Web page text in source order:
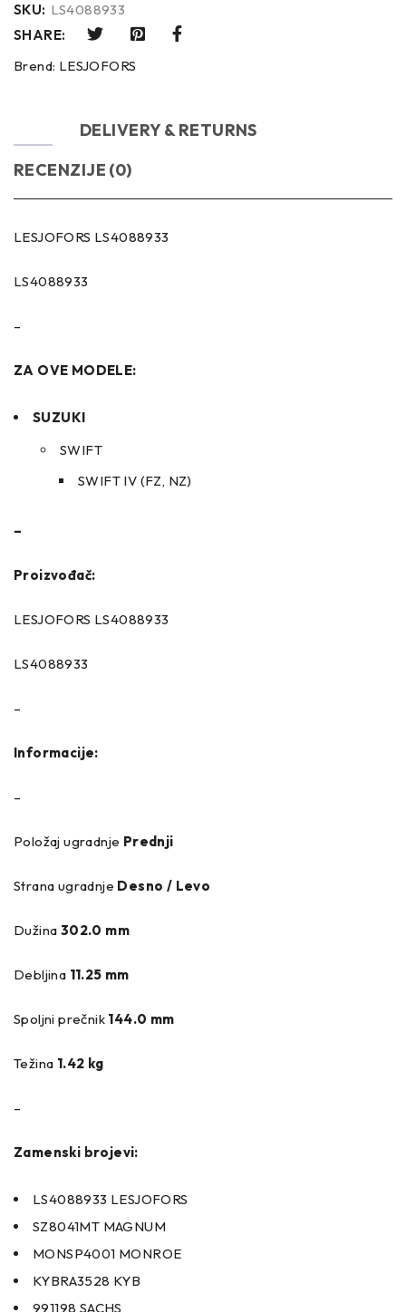
SKU: LS4088933
SHARE:
Brend: LESJOFORS
DELIVERY & RETURNS
RECENZIJE (0)
LESJOFORS LS4088933
LS4088933
–
ZA OVE MODELE:
SUZUKI
SWIFT
SWIFT IV (FZ, NZ)
–
Proizvođač:
LESJOFORS LS4088933
LS4088933
–
Informacije:
–
Položaj ugradnje Prednji
Strana ugradnje Desno / Levo
Dužina 302.0 mm
Debljina 11.25 mm
Spoljni prečnik 144.0 mm
Težina 1.42 kg
–
Zamenski brojevi:
LS4088933 LESJOFORS
SZ8041MT MAGNUM
MONSP4001 MONROE
KYBRA3528 KYB
991198 SACHS